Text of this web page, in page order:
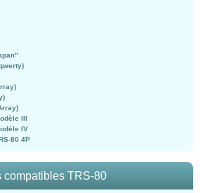
III
IV
80 4P
compatibles TRS-80